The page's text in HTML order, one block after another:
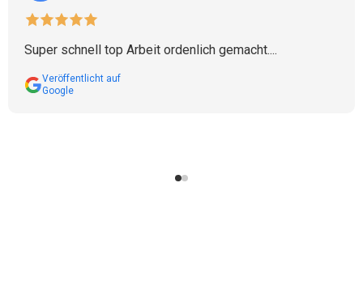
Super schnell top Arbeit ordenlich gemacht....
Veröffentlicht auf
Google